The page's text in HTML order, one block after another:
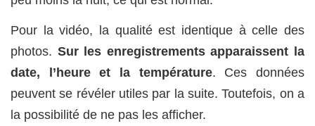
Pour la vidéo, la qualité est identique à celle des
photos. Sur les enregistrements apparaissent la
date, l’heure et la température. Ces données
peuvent se révéler utiles par la suite. Toutefois, on a
la possibilité de ne pas les afficher.